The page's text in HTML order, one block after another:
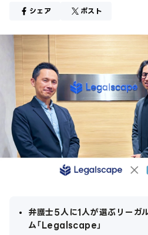
シェア ポスト
弁護士5人に1人が選ぶリーガ
ム「Legalscape」